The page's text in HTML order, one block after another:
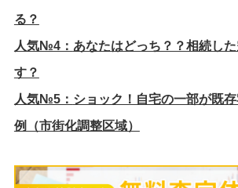
る？
人気№4： あなたはどっち？？相続し
す？
人気№5： ショック！自宅の一部が既
例（市街化調整区域）